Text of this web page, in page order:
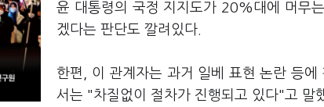
윤 대통령의 국정 지지도가 20%대에 머무
겠다는 판단도 깔려있다.
한편, 이 관계자는 과거 일베 표현 논란 등
서는 "차질없이 절차가 진행되고 있다"고 말